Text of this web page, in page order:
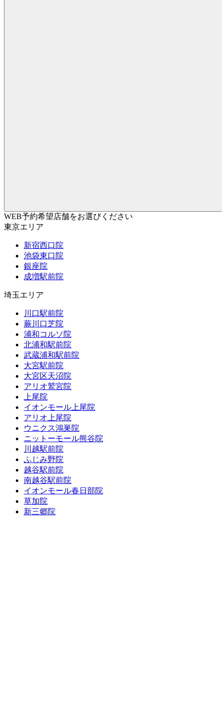
WEB予約希望店舗をお選びください
東京エリア
新宿西口院
池袋東口院
銀座院
成増駅前院
埼玉エリア
川口駅前院
蕨川口芝院
浦和コルソ院
北浦和駅前院
武蔵浦和駅前院
大宮駅前院
大宮区天沼院
アリオ鷲宮院
上尾院
イオンモール上尾院
アリオ上尾院
ウニクス鴻巣院
ニットーモール熊谷院
川越駅前院
ふじみ野院
越谷駅前院
南越谷駅前院
イオンモール春日部院
草加院
新三郷院